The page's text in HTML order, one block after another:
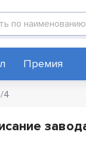
каталогу
Премия
4